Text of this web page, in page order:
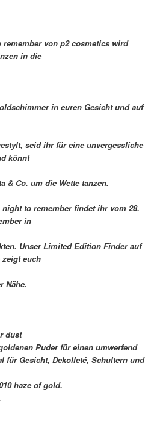
remember von p2 cosmetics wird
in die
in euren Gesicht und auf
seid ihr für eine unvergessliche
könnt
& Co. um die Wette tanzen.
to remember findet ihr vom 28.
in
Unser Limited Edition Finder auf
zeigt euch
Nähe.
dust
Puder für einen umwerfend
für Gesicht, Dekolleté, Schultern und
haze of gold.